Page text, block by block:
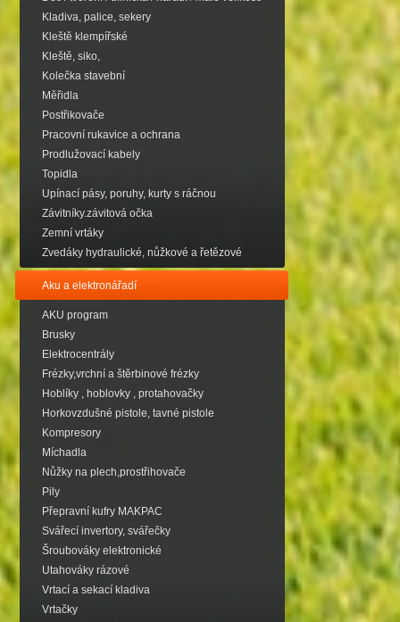
Kladiva, palice, sekery
Kleště klempířské
Kleště, siko,
Kolečka stavební
Měřidla
Postřikovače
Pracovní rukavice a ochrana
Prodlužovací kabely
Topidla
Upínací pásy, poruhy, kurty s ráčnou
Závitníky.závitová očka
Zemní vrtáky
Zvedáky hydraulické, nůžkové a řetězové
Aku a elektronářadí
AKU program
Brusky
Elektrocentrály
Frézky,vrchní a štěrbinové frézky
Hoblíky , hoblovky , protahovačky
Horkovzdušné pistole, tavné pistole
Kompresory
Míchadla
Nůžky na plech,prostřihovače
Pily
Přepravní kufry MAKPAC
Svářecí invertory, svářečky
Šroubováky elektronické
Utahováky rázové
Vrtací a sekací kladiva
Vrtačky